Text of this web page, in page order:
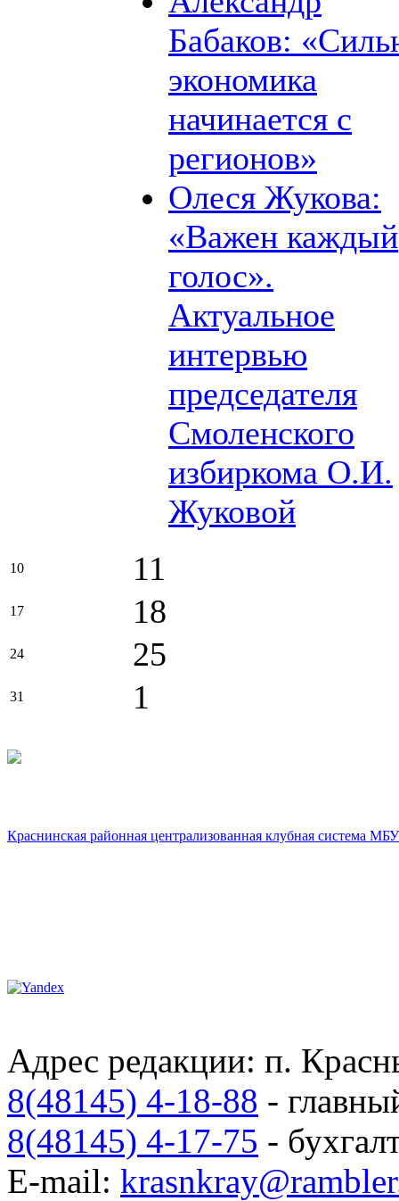
Бабаков:
экономика
начинается с
регионов»
Олеся Жукова:
«Важен каждый
голос».
Актуальное
интервью
председателя
Смоленского
избиркома О.И.
Жуковой
10 11
17 18
24 25
31 1
Краснинская районная централизованная клубная система
Адрес редакции: п.
8(48145) 4-18-88 -
8(48145) 4-17-75 -
E-mail: